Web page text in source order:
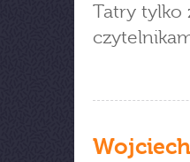
Tatry tylko